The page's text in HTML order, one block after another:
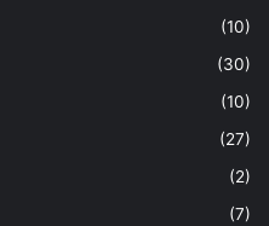
(10)
(30)
(10)
(27)
(2)
(7)